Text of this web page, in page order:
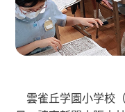
雲雀丘学園小学校